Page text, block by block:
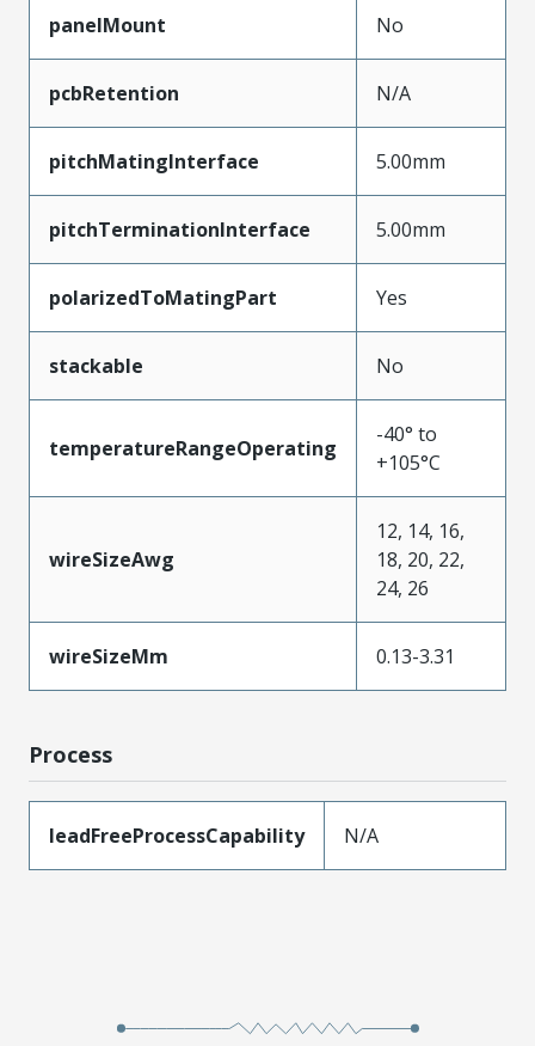
panelMount No
pcbRetention N/A
pitchMatingInterface 5.00mm
pitchTerminationInterface 5.00mm
polarizedToMatingPart Yes
stackable No
temperatureRangeOperating
-40° to
+105°C
wireSizeAwg
12, 14, 16,
18, 20, 22,
24, 26
wireSizeMm 0.13-3.31
Process
leadFreeProcessCapability N/A